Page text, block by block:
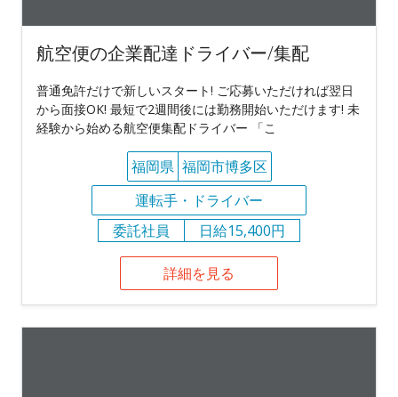
航空便の企業配達ドライバー/集配
普通免許だけで新しいスタート! ご応募いただければ翌日
から面接OK! 最短で2週間後には勤務開始いただけます! 未
経験から始める航空便集配ドライバー 「こ
福岡県 福岡市博多区
運転手・ドライバー
委託社員
日給15,400円
詳細を見る